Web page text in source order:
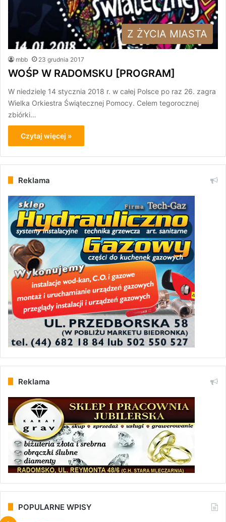
Z ŻYCIA MIASTA
mbb 23 grudnia 2017
WOŚP W RADOMSKU [PROGRAM]
W niedzielę 14 stycznia 2018 r. w całej Polsce po raz 26. zagra
Wielka Orkiestra Świątecznej Pomocy. Celem tegorocznej
zbiórki…
Czytaj więcej »
Reklama
Reklama
POPULARNE WPISY